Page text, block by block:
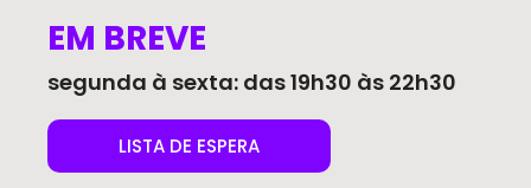
EM BREVE
segunda à sexta: das 19h30 às 22h30
LISTA DE ESPERA